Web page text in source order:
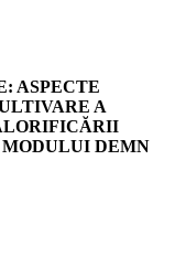
ASPECTE
A
DEMN